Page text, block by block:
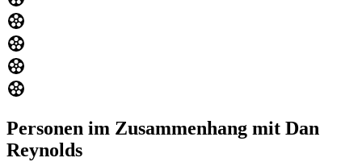
Personen im Zusammenhang mit Dan
Reynolds